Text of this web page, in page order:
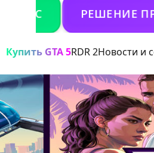
РЕШЕНИЕ ПРОБЛЕМ
Купить GTA 5RDR 2Новости и